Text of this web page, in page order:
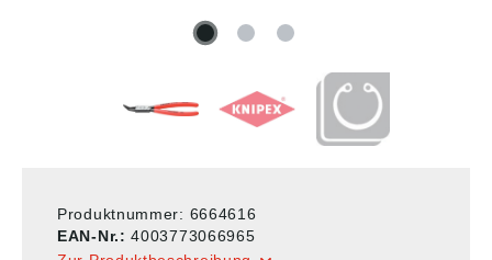
Produktnummer: 6664616
EAN-Nr.:4003773066965